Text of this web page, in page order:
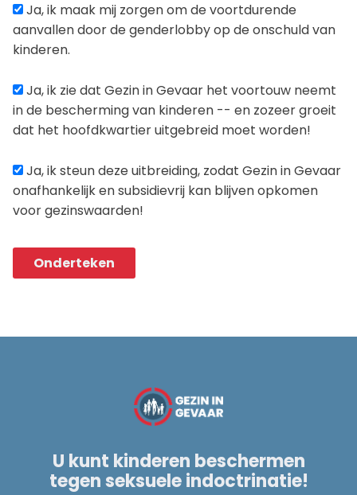
Ja, ik maak mij zorgen om de voortdurende
aanvallen door de genderlobby op de onschuld van
kinderen.
Ja, ik zie dat Gezin in Gevaar het voortouw neemt
in de bescherming van kinderen -- en zozeer groeit
dat het hoofdkwartier uitgebreid moet worden!
Ja, ik steun deze uitbreiding, zodat Gezin in Gevaar
onafhankelijk en subsidievrij kan blijven opkomen
voor gezinswaarden!
Onderteken
U kunt kinderen beschermen
tegen seksuele indoctrinatie!